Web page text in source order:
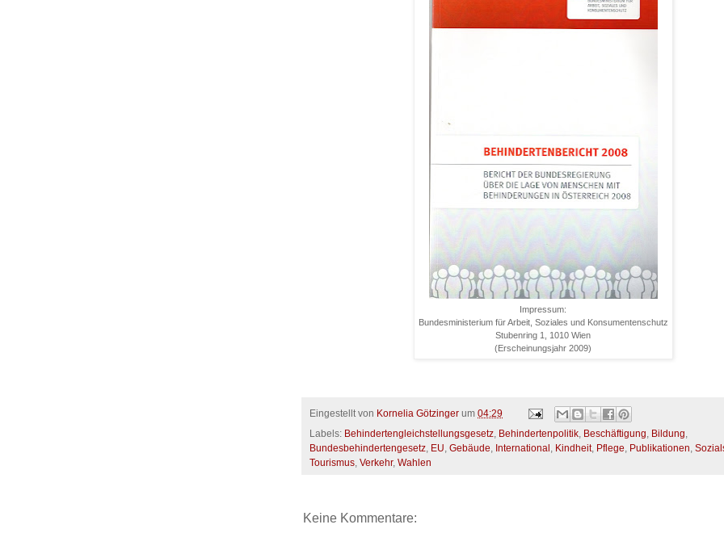
Impressum:
Bundesministerium für Arbeit, Soziales und Konsumentenschutz
Stubenring 1, 1010 Wien
(Erscheinungsjahr 2009)
Eingestellt von Kornelia Götzinger um 04:29
Labels: Behindertengleichstellungsgesetz Behindertenpolitik Beschäftigung Bildung
Bundesbehindertengesetz EU Gebäude International Kindheit, Pflege Publikationen
Tourismus Verkehr, Wahlen
Keine Kommentare: